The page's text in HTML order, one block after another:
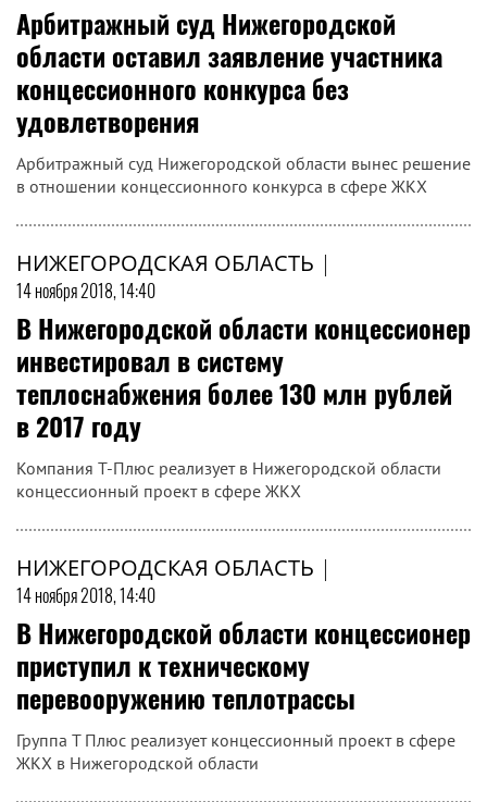
Арбитражный суд Нижегородской
области оставил заявление участника
концессионного конкурса без
удовлетворения
Арбитражный суд Нижегородской области вынес решение
в отношении концессионного конкурса в сфере ЖКХ
НИЖЕГОРОДСКАЯ ОБЛАСТЬ |
14 ноября 2018, 14:40
В Нижегородской области концессионер
инвестировал в систему
теплоснабжения более 130 млн рублей
в 2017 году
Компания Т-Плюс реализует в Нижегородской области
концессионный проект в сфере ЖКХ
НИЖЕГОРОДСКАЯ ОБЛАСТЬ |
14 ноября 2018, 14:40
В Нижегородской области концессионер
приступил к техническому
перевооружению теплотрассы
Группа Т Плюс реализует концессионный проект в сфере
ЖКХ в Нижегородской области